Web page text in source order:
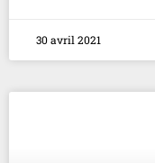
30 avril 2021